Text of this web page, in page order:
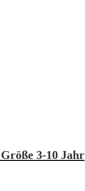
3-10 Jahr